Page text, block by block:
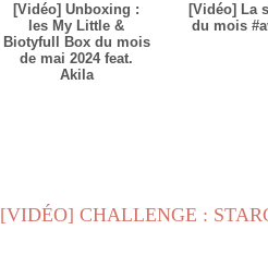
[Vidéo] Unboxing :
les My Little &
Biotyfull Box du mois
de mai 2024 feat.
Akila
[Vidéo] La
du mois
[VIDÉO] CHALLENGE :